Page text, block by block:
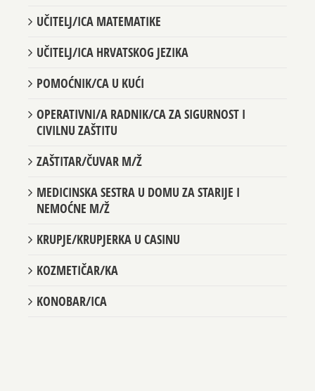
UČITELJ/ICA MATEMATIKE
UČITELJ/ICA HRVATSKOG JEZIKA
POMOĆNIK/CA U KUĆI
OPERATIVNI/A RADNIK/CA ZA SIGURNOST I
CIVILNU ZAŠTITU
ZAŠTITAR/ČUVAR M/Ž
MEDICINSKA SESTRA U DOMU ZA STARIJE I
NEMOĆNE M/Ž
KRUPJE/KRUPJERKA U CASINU
KOZMETIČAR/KA
KONOBAR/ICA